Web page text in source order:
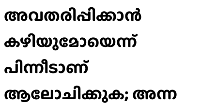
അവതരിപ്പിക്കാന്‍
കഴിയുമോയെന്ന്
പിന്നീടാണ്
ആലോചിക്കുക; അന്ന